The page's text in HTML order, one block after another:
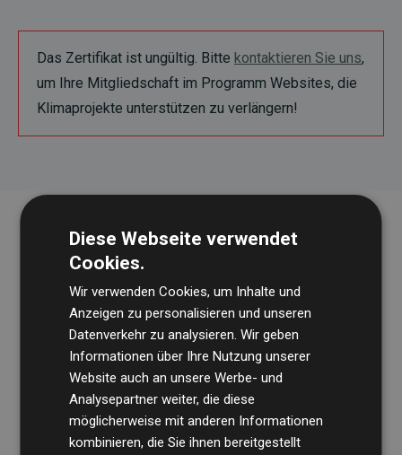
Das Zertifikat ist ungültig. Bitte kontaktieren Sie uns,
um Ihre Mitgliedschaft im Programm Websites, die
Klimaprojekte unterstützen zu verlängern!
Die Wirtschaftsprüfungsgesellschaft BDOüberprüft
regelmäßig unsere Berechnungen und Methodik, um
Transparenz und Verlässlichkeit sicherzustellen.
Ihre Prüfungen belegen, dass unsere Investitionen in
Diese Webseite verwendet
Cookies.
Wir verwenden Cookies, um Inhalte und
Anzeigen zu personalisieren und unseren
Datenverkehr zu analysieren. Wir geben
Informationen über Ihre Nutzung unserer
Website auch an unsere Werbe- und
Analysepartner weiter, die diese
möglicherweise mit anderen Informationen
kombinieren, die Sie ihnen bereitgestellt